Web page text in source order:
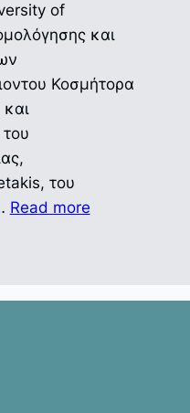
of
και
Κοσμήτορα
του
Read more:
φοιτητριών